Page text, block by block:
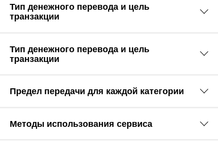
Тип денежного перевода и цель
транзакции
Тип денежного перевода и цель
транзакции
Предел передачи для каждой категории
Методы использования сервиса